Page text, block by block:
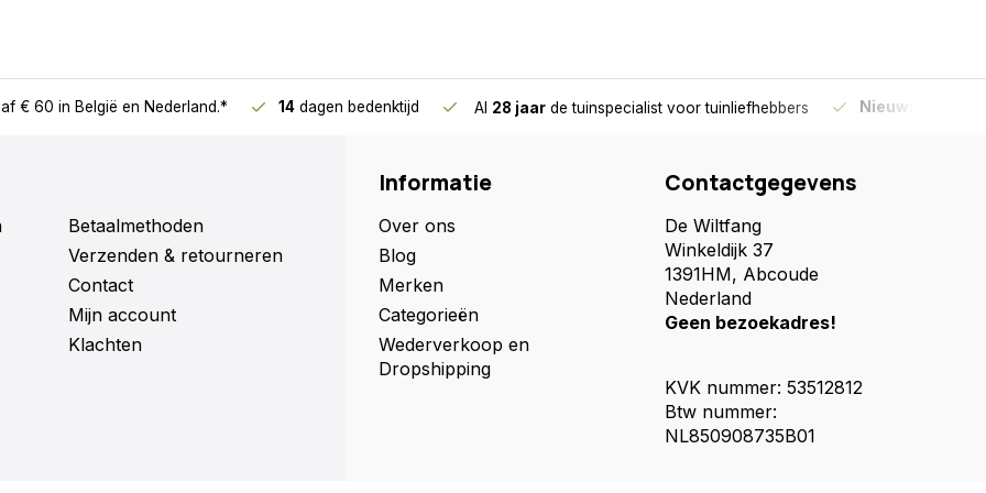
te monteren
€ 60 in België en Nederland.* 14 dagen bedenktijd Al 28 jaar de tuinspecialist voor tuinliefhebbers Nieuw:
Betaalmethoden
Verzenden & retourneren
Contact
Mijn account
Klachten
Informatie
Over ons
Blog
Merken
Categorieën
Wederverkoop en
Dropshipping
Contactgegevens
De Wiltfang
Winkeldijk 37
1391HM, Abcoude
Nederland
Geen bezoekadres!
KVK nummer: 53512812
Btw nummer:
NL850908735B01